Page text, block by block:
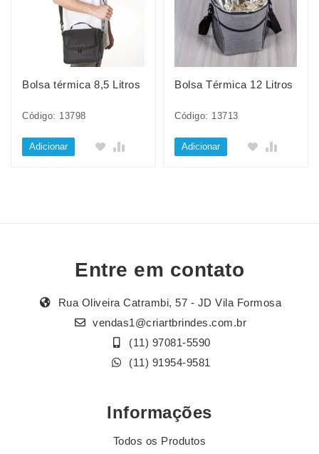
Bolsa térmica 8,5 Litros
Código: 13798
Adicionar
Bolsa Térmica 12 Litros
Código: 13713
Adicionar
Entre em contato
Rua Oliveira Catrambi, 57 - JD Vila Formosa
vendas1@criartbrindes.com.br
(11) 97081-5590
(11) 91954-9581
Informações
Todos os Produtos